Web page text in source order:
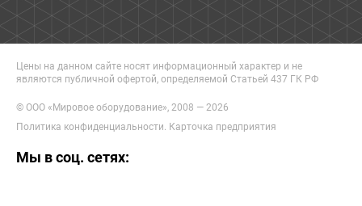
Цены на данном сайте носят информационный характер и не
являются публичной офертой, определяемой Статьей 437 ГК РФ
© ООО «Мировое оборудование», 2008 — 2026
Политика конфиденциальности. Карточка предприятия
Мы в соц. сетях: